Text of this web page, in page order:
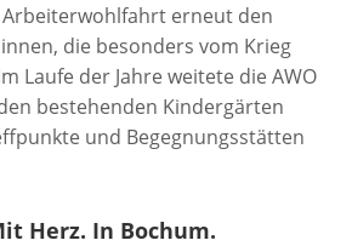
erneut den
die besonders vom Krieg
Laufe der Jahre weitete die AWO
bestehenden Kindergärten
und Begegnungsstätten
Herz. In Bochum.